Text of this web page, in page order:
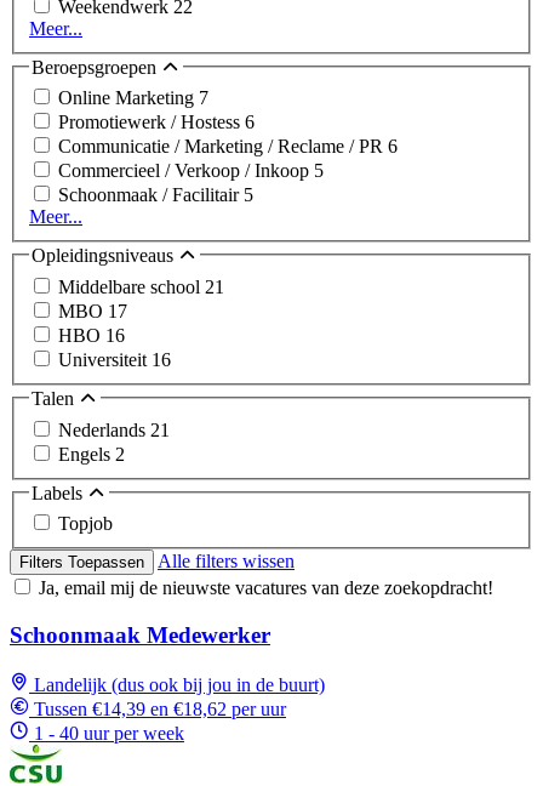
Weekendwerk 22
Meer...
Beroepsgroepen
Online Marketing 7
Promotiewerk / Hostess 6
Communicatie / Marketing / Reclame / PR 6
Commercieel / Verkoop / Inkoop 5
Schoonmaak / Facilitair 5
Meer...
Opleidingsniveaus
Middelbare school 21
MBO 17
HBO 16
Universiteit 16
Talen
Nederlands 21
Engels 2
Labels
Topjob
Filters Toepassen
Alle filters wissen
Ja, email mij de nieuwste vacatures van deze zoekopdracht!
Schoonmaak Medewerker
Landelijk (dus ook bij jou in de buurt)
Tussen €14,39 en €18,62 per uur
1 - 40 uur per week